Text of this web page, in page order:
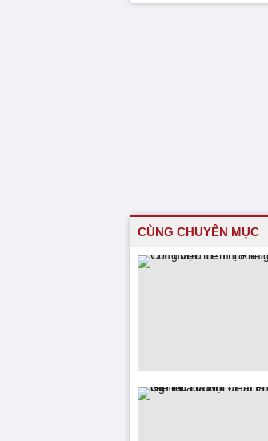
CÙNG CHUYÊN MỤC